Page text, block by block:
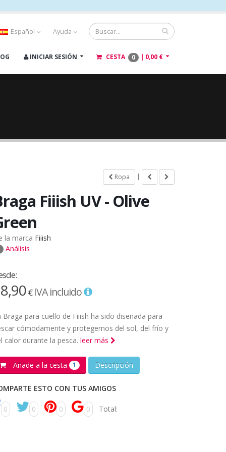
Español Ayuda
INICIAR SESIÓN CESTA 0 | 0,00 €
Ropa |
Fiiish UV - Olive
la marca Fiiish
Análisis
€IVA incluido
Braga para cuello de Fiiish ha sido diseñada para
cómodamente y protegernos del sol, del frío y
calor durante la pesca. leer más
Añade a la cesta 1 Descripción
ESTO CON TUS AMIGOS
0 0 0 0 Total: